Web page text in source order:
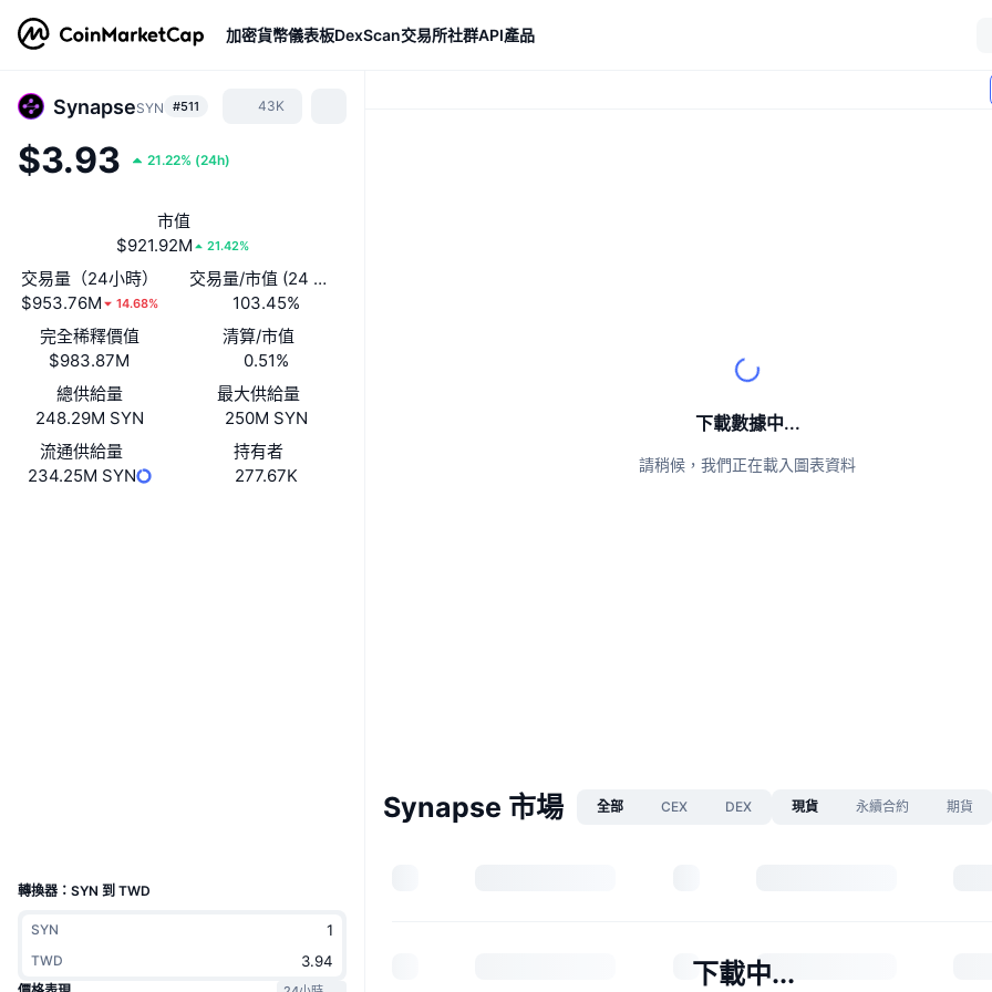
加密貨幣儀表板DexScan交易所社群API產品
SynapseSYN #511 43K
$3.93 21.22% (24h)
市值
$921.92M
21.42%
交易量（24小時）
$953.76M
14.68%
交易量/市值 (24 小時)
103.45%
完全稀釋價值
$983.87M
清算/市值
0.51%
總供給量
248.29M SYN
最大供給量
250M SYN
流通供給量
234.25M SYN
持有者
277.67K
轉換器：SYN 到 TWD
SYN
TWD
下載數據中...
請稍候，我們正在載入圖表資料
Synapse 市場 全部 CEX DEX 現貨 永續合約 期貨
下載中...